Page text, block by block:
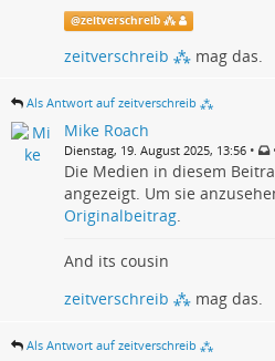
@zeitverschreib ⁂
zeitverschreib ⁂ mag das.
Als Antwort auf zeitverschreib ⁂
Mike Roach
Dienstag, 19. August 2025, 13:56 •
Die Medien in diesem
angezeigt. Um sie
Originalbeitrag
And its cousin
zeitverschreib ⁂ mag das.
Als Antwort auf zeitverschreib ⁂